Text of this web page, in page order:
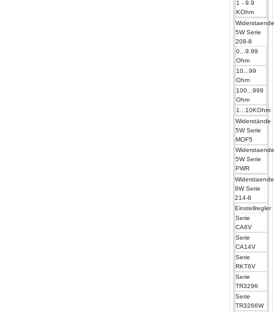
1 - 9.9
KOhm
5W Serie
208-8
0...9.99
Ohm
10...99
Ohm
100...999
Ohm
1...10KOhm
Widerstände
5W Serie
MOF5
5W Serie
PWR
Widerstaende
9W Serie
214-8
Einstellregler
Serie
CA6V
Serie
CA14V
Serie
RKT6V
Serie
TR3296
Serie
TR3266W